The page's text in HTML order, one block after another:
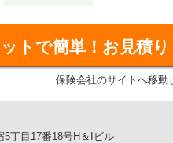
保険料を抑えています。
レスなく療養ができます。
トで簡単！ お見積
保険会社のサイトへ移動
5丁目17番18号H＆Iビル